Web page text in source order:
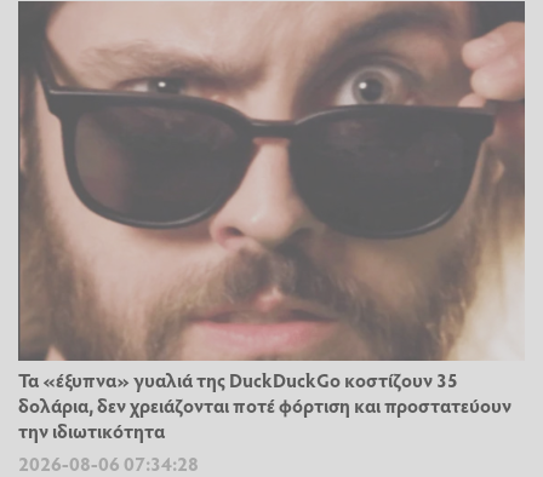
Τα «έξυπνα» γυαλιά της DuckDuckGo κοστίζουν 35
δολάρια, δεν χρειάζονται ποτέ φόρτιση και προστατεύουν
την ιδιωτικότητα
2026-08-06 07:34:28